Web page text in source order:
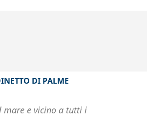
DI PALME
mare e vicino a tutti i